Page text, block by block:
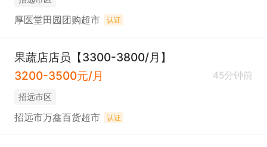
厚医堂田园团购超市 认证
果蔬店店员【3300-3800/月】
3200-3500元/月
45分钟前
招远市区
招远市万鑫百货超市 认证